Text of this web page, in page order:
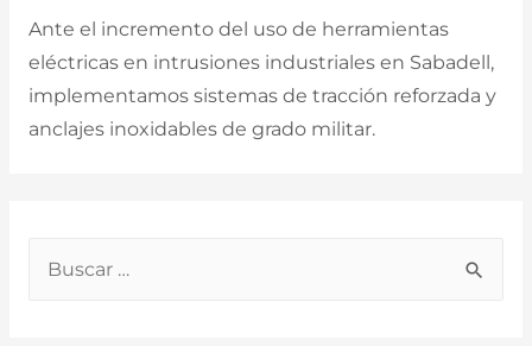
Ante el incremento del uso de herramientas
eléctricas en intrusiones industriales en Sabadell,
implementamos sistemas de tracción reforzada y
anclajes inoxidables de grado militar.